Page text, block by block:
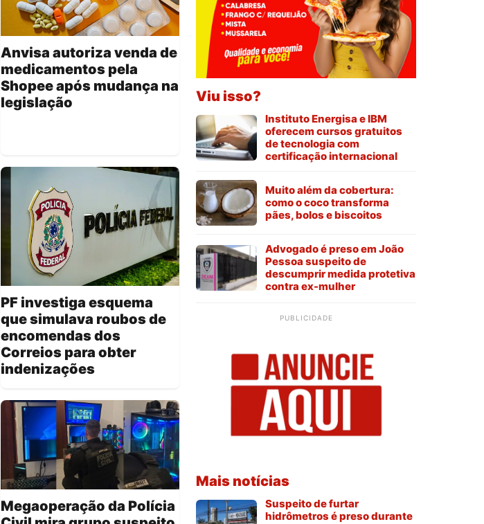
Anvisa autoriza venda de
medicamentos pela
Shopee após mudança na
legislação
PF investiga esquema
que simulava roubos de
encomendas dos
Correios para obter
indenizações
Megaoperação da Polícia
Viu isso?
Instituto Energisa e IBM
oferecem cursos gratuitos
de tecnologia com
certificação internacional
Muito além da cobertura:
como o coco transforma
pães, bolos e biscoitos
Advogado é preso em João
Pessoa suspeito de
descumprir medida protetiva
contra ex-mulher
PUBLICIDADE
Mais notícias
Suspeito de furtar
hidrômetros é preso durante